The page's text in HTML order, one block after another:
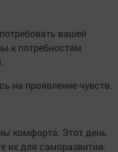
вашей
к потребностям
на проявление чувств.
комфорта. Этот день
их для саморазвития.